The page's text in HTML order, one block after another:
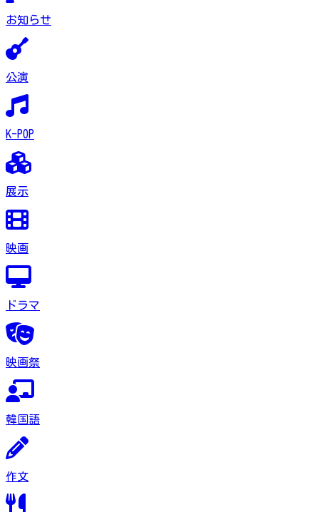
お知らせ
公演
K-POP
展示
映画
ドラマ
映画祭
韓国語
作文